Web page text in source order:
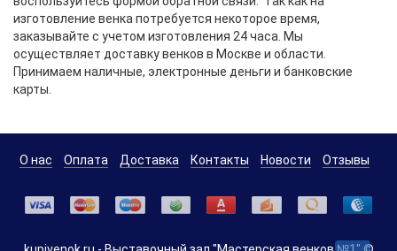
изготовление венка потребуется некоторое время,
заказывайте с учетом изготовления 24 часа. Мы
осуществляет доставку венков в Москве и области.
Принимаем наличные, электронные деньги и банковские
карты.
О нас Оплата Доставка Контакты Новости Отзывы